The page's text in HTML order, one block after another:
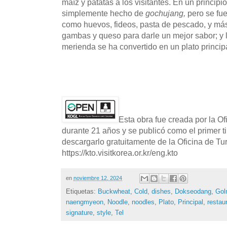
maíz y patatas a los visitantes. En un
simplemente hecho de gochujang, pero se
como huevos, fideos, pasta de pescado, y
gambas y queso para darle un mejor sabor;
merienda se ha convertido en un plato
Esta obra fue creada por la
durante 21 años y se publicó como el primer
descargarlo gratuitamente de la Oficina de
https://kto.visitkorea.or.kr/eng.kto
en noviembre 12, 2024
Etiquetas: Buckwheat, Cold, dishes, Dokseodang,
naengmyeon, Noodle, noodles, Plato, Principal ,
signature, style, Tel